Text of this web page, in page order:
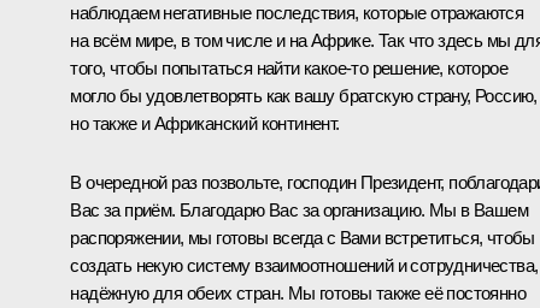
наблюдаем негативные последствия, которые отражаются
на всём мире, в том числе и на Африке. Так что здесь мы
того, чтобы попытаться найти какое-то решение, которое
могло бы удовлетворять как вашу братскую страну, Россию,
но также и Африканский континент.
В очередной раз позвольте, господин Президент,
Вас за приём. Благодарю Вас за организацию. Мы в Вашем
распоряжении, мы готовы всегда с Вами встретиться, чтобы
создать некую систему взаимоотношений и сотрудничества,
надёжную для обеих стран. Мы готовы также её постоянно